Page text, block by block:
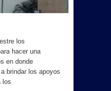
los
hacer una
en donde
brindar los apoyos
los